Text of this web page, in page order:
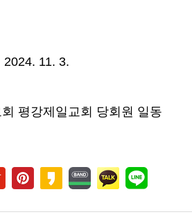
2024. 11. 3.
평강제일교회 당회원 일동